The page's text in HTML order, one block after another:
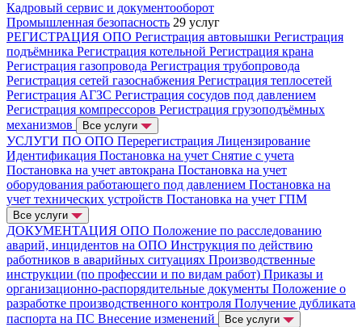
Кадровый сервис и документооборот
Промышленная безопасность 29 услуг
РЕГИСТРАЦИЯ ОПО Регистрация автовышки Регистрация
подъёмника Регистрация котельной Регистрация крана
Регистрация газопровода Регистрация трубопровода
Регистрация сетей газоснабжения Регистрация теплосетей
Регистрация АГЗС Регистрация сосудов под давлением
Регистрация компрессоров Регистрация грузоподъёмных
механизмов
Все услуги
УСЛУГИ ПО ОПО Перерегистрация Лицензирование
Идентификация Постановка на учет Снятие с учета
Постановка на учет автокрана Постановка на учет
оборудования работающего под давлением Постановка на
учет технических устройств Постановка на учет ГПМ
Все услуги
ДОКУМЕНТАЦИЯ ОПО Положение по расследованию
аварий, инцидентов на ОПО Инструкция по действию
работников в аварийных ситуациях Производственные
инструкции (по профессии и по видам работ) Приказы и
организационно-распорядительные документы Положение о
разработке производственного контроля Получение дубликата
паспорта на ПС Внесение изменений Все услуги